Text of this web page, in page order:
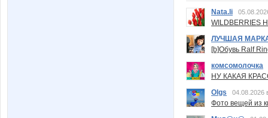
Nata.li
ЛУЧШАЯ
[b]Обувь Ralf
комсомолочка
НУ КАКАЯ
Olgs
04.08.2026
Фото вещей из